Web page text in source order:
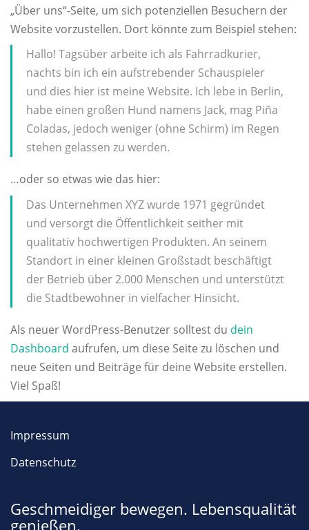
„Über uns“-Seite, um sich potenziellen Besuchern der
Website vorzustellen. Dort könnte zum Beispiel stehen:
Hallo! Tagsüber arbeite ich als Fahrradkurier,
nachts bin ich ein aufstrebender Schauspieler
und dies hier ist meine Website. Ich lebe in Berlin,
habe einen großen Hund namens Jack, mag Piña
Coladas, jedoch weniger (ohne Schirm) im Regen
stehen gelassen zu werden.
…oder so etwas wie das hier:
Das Unternehmen XYZ wurde 1971 gegründet
und versorgt die Öffentlichkeit seither mit
qualitativ hochwertigen Produkten. An seinem
Standort in einer kleinen Großstadt beschäftigt
der Betrieb über 2.000 Menschen und unterstützt
die Stadtbewohner in vielfacher Hinsicht.
Als neuer WordPress-Benutzer solltest du dein
Dashboard aufrufen, um diese Seite zu löschen und
neue Seiten und Beiträge für deine Website erstellen.
Viel Spaß!
Impressum
Datenschutz
Geschmeidiger bewegen. Lebensqualität
genießen.